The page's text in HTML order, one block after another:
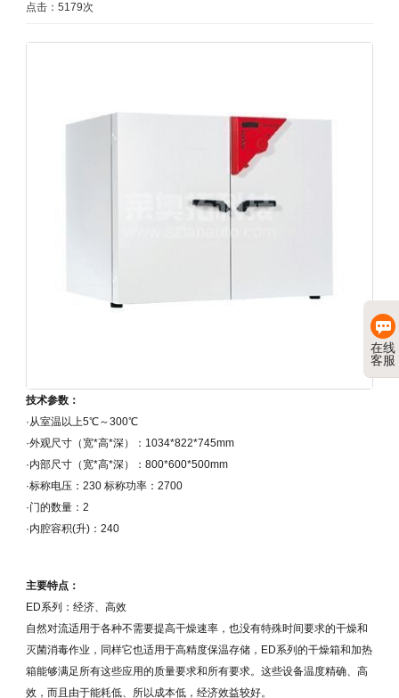
点击：5179次
技术参数：
·从室温以上5℃～300℃
·外观尺寸（宽*高*深）：1034*822*745mm
·内部尺寸（宽*高*深）：800*600*500mm
·标称电压：230 标称功率：2700
·门的数量：2
·内腔容积(升)：240
主要特点：
ED系列：经济、高效
自然对流适用于各种不需要提高干燥速率，也没有特殊时间要求的干燥和
灭菌消毒作业，同样它也适用于高精度保温存储，ED系列的干燥箱和加热
箱能够满足所有这些应用的质量要求和所有要求。这些设备温度精确、高
效，而且由于能耗低、所以成本低，经济效益较好。
在线
客服